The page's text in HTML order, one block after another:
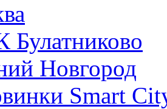
Новгород
Smart